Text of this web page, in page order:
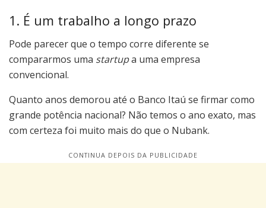
1. É um trabalho a longo prazo
Pode parecer que o tempo corre diferente se
compararmos uma startupa uma empresa
convencional.
Quanto anos demorou até o Banco Itaú se firmar como
grande potência nacional? Não temos o ano exato, mas
com certeza foi muito mais do que o Nubank.
CONTINUA DEPOIS DA PUBLICIDADE